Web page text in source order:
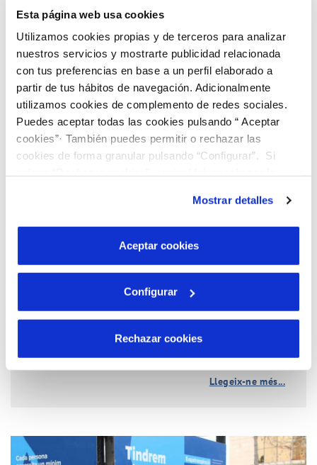
Esta página web usa cookies
Utilizamos cookies propias y de terceros para analizar
nuestros servicios y mostrarte publicidad relacionada
con tus preferencias en base a un perfil elaborado a
partir de tus hábitos de navegación. Adicionalmente
utilizamos cookies de complemento de redes sociales.
Puedes aceptar todas las cookies pulsando “ Aceptar
cookies”· También puedes permitir o rechazar las
cookies de forma granular pulsando “Configurar”. Si
son indispensables para que el sitio web funcione y que
por tanto no se pueden desactivar. Puedes consultar
más información en nuestraPolítica de Cookies
Mostrar detalles
Aceptar cookies
Configurar
Rechazar cookies
Descobreix el nostre programa de Beques
“Joves Talents”!
Busquem joves brillants que vulguin cursar estudis
Llegeix-ne més...